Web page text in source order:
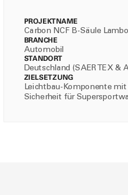
PROJEKTNAME
Carbon NCF B-Säule
BRANCHE
Automobil
STANDORT
Deutschland (SAERTEX &
ZIELSETZUNG
Leichtbau-Komponente
Sicherheit für